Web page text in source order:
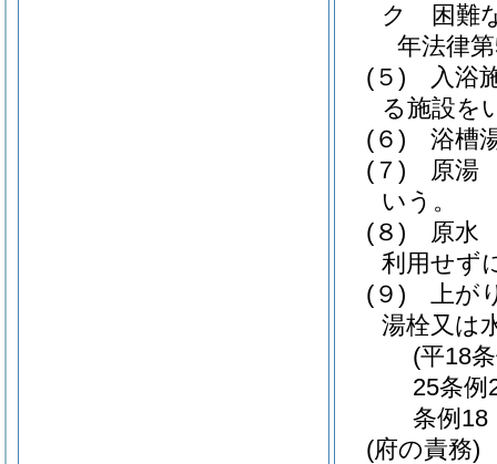
ク
困難
年法律
(５)
入浴
る施設を
(６)
浴槽
(７)
原湯
いう。
(８)
原水
利用せず
(９)
上が
湯栓又は
(平18
25条例
条例18
(府の責務)